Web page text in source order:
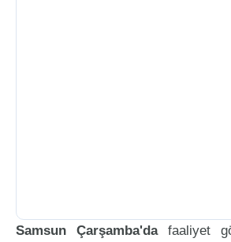
Samsun Çarşamba'dafaaliyet